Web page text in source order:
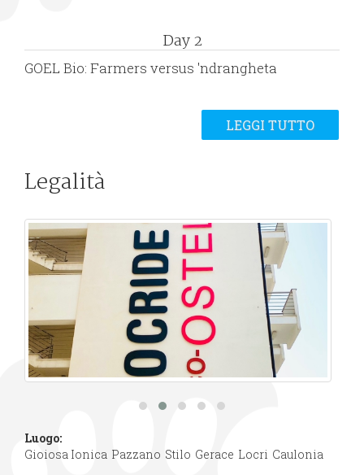
Day 2
GOEL Bio: Farmers versus 'ndrangheta
LEGGI TUTTO
Legalità
Luogo:
Gioiosa Ionica Pazzano Stilo Gerace Locri Caulonia